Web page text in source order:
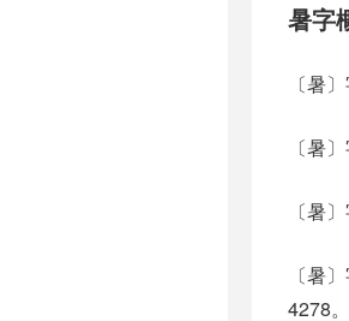
暑字
〔暑
〔暑
〔暑
〔暑
4278。